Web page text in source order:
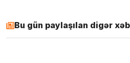
Bu gün paylaşılan digər